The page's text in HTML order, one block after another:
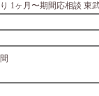
1ヶ月〜期間応相談 東